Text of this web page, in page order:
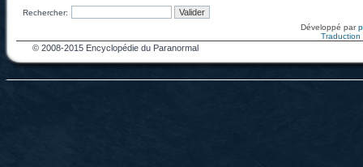
Rechercher:
Développé par
Traduction
© 2008-2015 Encyclopédie du Paranormal